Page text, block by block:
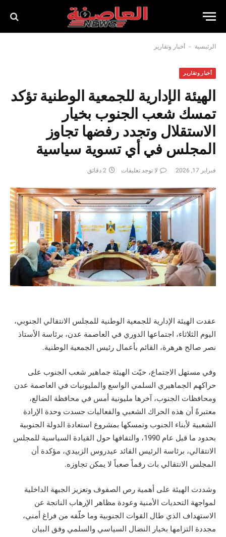
الرئيسية - أخبار وتقارير
أخبار وتقارير
الهيئة الإدارية للجمعية الوطنية تؤكد
تمسك شعب الجنوب بخيار
الاستقلال وتجدد رفضها تجاوز
المجلس في أي تسوية سياسية
فبراير 17, 2026 لا توجد تعليقات 2 دقائق
عقدت الهيئة الإدارية للجمعية الوطنية للمجلس الانتقالي الجنوبي،
اليوم الثلاثاء، اجتماعها الدوري في العاصمة عدن، برئاسة الأستاذ
نصر صالح هرهرة، القائم بأعمال رئيس الجمعية الوطنية.
وفي مستهل الاجتماع، حيّت الهيئة جماهير شعب الجنوب على
حراكهم الجماهيري السلمي الواسع والمليونيات في العاصمة عدن
ومحافظات الجنوب، آخرها مليونية أمس في محافظة الضالع،
معتبرةً أن هذه الحراك الشعبي والفعاليات جسدت وحدة الإرادة
الشعبية لأبناء الجنوب وتمسكها بمشروع استعادة الدولة الجنوبية
بحدود ما قبل عام 1990، والتفافها حول القيادة السياسية للمجلس
الانتقالي، برئاسة الرئيس القائد عيدروس الزبيدي، مؤكدة أن
المجلس الانتقالي بات رقماً صعباً لا يمكن تجاوزه.
وشددت الهيئة على أهمية رص الصفوف وتعزيز الجبهة الداخلية
لمواجهة التحديات الأمنية وعودة مظاهر الإرهاب الناتجة عن
الاستهداف الذي طال القوات الجنوبية وما خلّفه من فراغ أمني،
مجددة التزامها بخيار النضال السياسي والسلمي وفق البيان